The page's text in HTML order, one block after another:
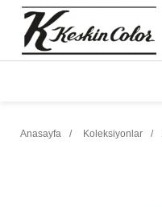
Anasayfa Koleksiyonlar